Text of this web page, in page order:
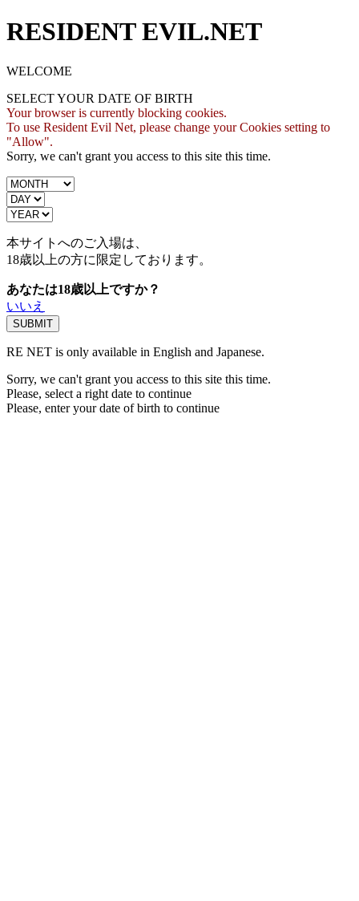
RESIDENT EVIL.NET
WELCOME
SELECT YOUR DATE OF BIRTH
Your browser is currently blocking cookies.
To use Resident Evil Net, please change your Cookies setting to
"Allow".
Sorry, we can't grant you access to this site this time.
本サイトへのご入場は、
18歳以上の方に限定しております。
あなたは18歳以上ですか？
いいえ
RE NET is only available in English and Japanese.
Sorry, we can't grant you access to this site this time.
Please, select a right date to continue
Please, enter your date of birth to continue